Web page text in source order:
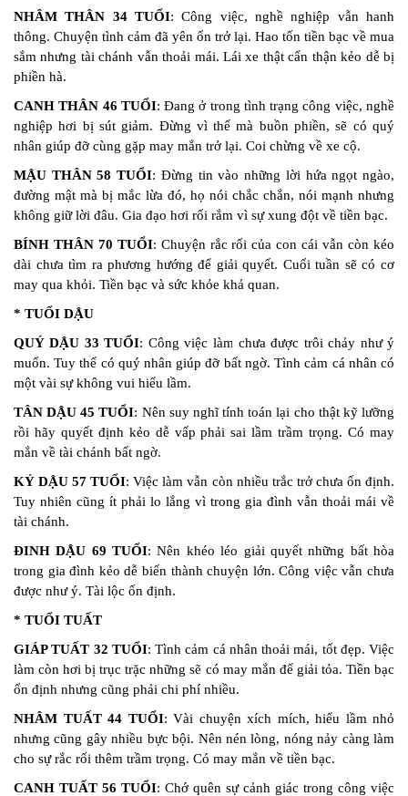
NHÂM THÂN 34 TUỔI: Công việc, nghề nghiệp vẫn hanh
thông. Chuyện tình cảm đã yên ổn trở lại. Hao tốn tiền bạc về mua
sắm nhưng tài chánh vẫn thoải mái. Lái xe thật cẩn thận kẻo dễ bị
phiền hà.
CANH THÂN 46 TUỔI: Đang ở trong tình trạng công việc, nghề
nghiệp hơi bị sút giảm. Đừng vì thế mà buồn phiền, sẽ có quý
nhân giúp đỡ cùng gặp may mắn trở lại. Coi chừng về xe cộ.
MẬU THÂN 58 TUỔI: Đừng tin vào những lời hứa ngọt ngào,
đường mật mà bị mắc lừa đó, họ nói chắc chắn, nói mạnh nhưng
không giữ lời đâu. Gia đạo hơi rối rắm vì sự xung đột về tiền bạc.
BÍNH THÂN 70 TUỔI: Chuyện rắc rối của con cái vẫn còn kéo
dài chưa tìm ra phương hướng để giải quyết. Cuối tuần sẽ có cơ
may qua khỏi. Tiền bạc và sức khỏe khả quan.
* TUỔI DẬU
QUÝ DẬU 33 TUỔI: Công việc làm chưa được trôi chảy như ý
muốn. Tuy thế có quý nhân giúp đỡ bất ngờ. Tình cảm cá nhân có
một vài sự không vui hiểu lầm.
TÂN DẬU 45 TUỔI: Nên suy nghĩ tính toán lại cho thật kỹ lưỡng
rồi hãy quyết định kẻo dễ vấp phải sai lầm trầm trọng. Có may
mắn về tài chánh bất ngờ.
KỶ DẬU 57 TUỔI: Việc làm vẫn còn nhiều trắc trở chưa ổn định.
Tuy nhiên cũng ít phải lo lắng vì trong gia đình vẫn thoải mái về
tài chánh.
ĐINH DẬU 69 TUỔI: Nên khéo léo giải quyết những bất hòa
trong gia đình kẻo dễ biến thành chuyện lớn. Công việc vẫn chưa
được như ý. Tài lộc ổn định.
* TUỔI TUẤT
GIÁP TUẤT 32 TUỔI: Tình cảm cá nhân thoải mái, tốt đẹp. Việc
làm còn hơi bị trục trặc những sẽ có may mắn để giải tỏa. Tiền bạc
ổn định nhưng cũng phải chi phí nhiều.
NHÂM TUẤT 44 TUỔI: Vài chuyện xích mích, hiểu lầm nhỏ
nhưng cũng gây nhiều bực bội. Nên nén lòng, nóng nảy càng làm
cho sự rắc rối thêm trầm trọng. Có may mắn về tiền bạc.
CANH TUẤT 56 TUỔI: Chớ quên sự cảnh giác trong công việc